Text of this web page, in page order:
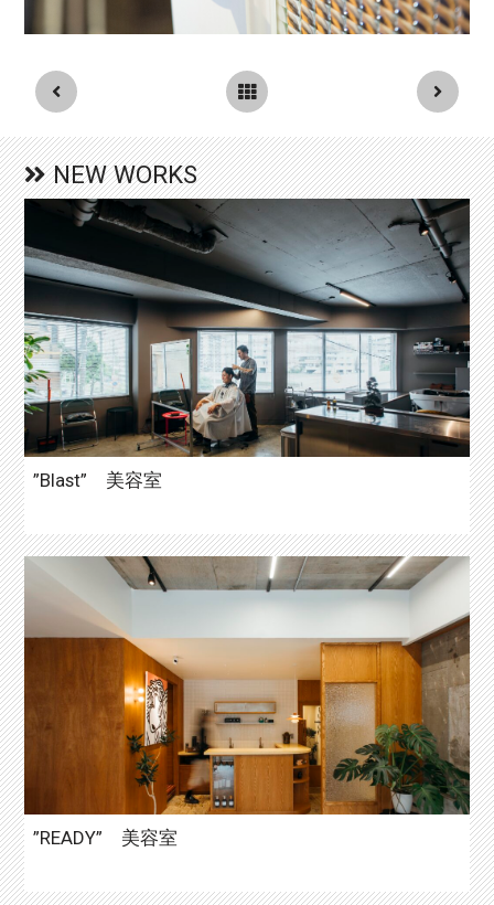
NEW WORKS
”Blast” 美容室
”READY” 美容室